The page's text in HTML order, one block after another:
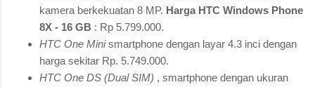
kamera berkekuatan 8 MP. Harga HTC Windows Phone
8X - 16 GB : Rp 5.799.000.
HTC One Minismartphone dengan layar 4.3 inci dengan
harga sekitar Rp. 5.749.000.
HTC One DS (Dual SIM) , smartphone dengan ukuran